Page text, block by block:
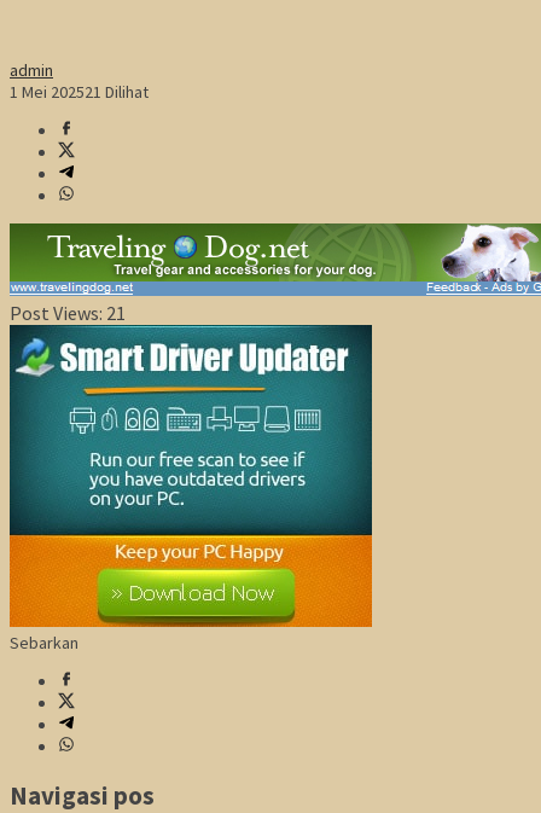
admin
1 Mei 202521 Dilihat
Post Views: 21
Sebarkan
Navigasi pos